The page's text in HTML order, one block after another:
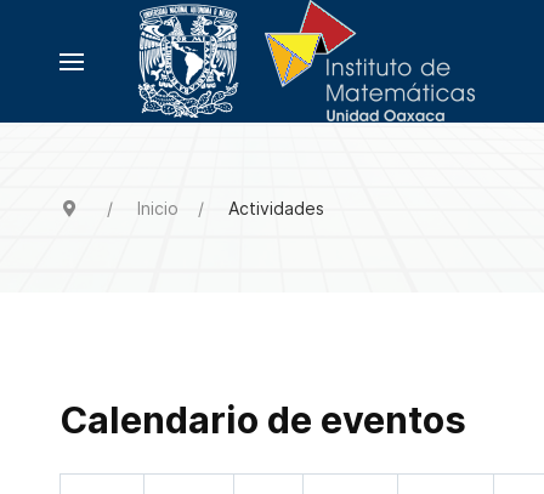
Inicio Actividades
Calendario de eventos